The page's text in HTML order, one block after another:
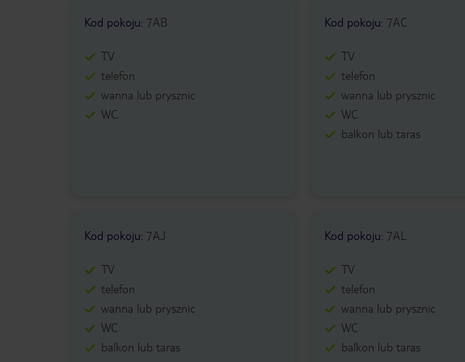
Kod pokoju: 7AB
TV
telefon
wanna lub prysznic
WC
Kod pokoju: 7AC
TV
telefon
wanna lub prysznic
WC
balkon lub taras
Kod pokoju: 7AJ
TV
telefon
wanna lub prysznic
WC
balkon lub taras
Kod pokoju: 7AL
TV
telefon
wanna lub prysznic
WC
balkon lub taras